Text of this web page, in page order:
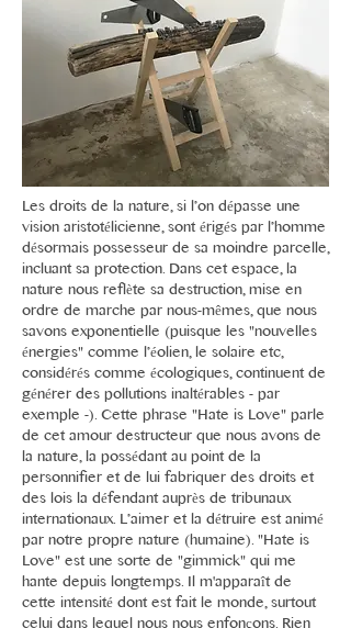
Les droits de la nature, si l’on dépasse une
vision aristotélicienne, sont érigés par l’homme
désormais possesseur de sa moindre parcelle,
incluant sa protection. Dans cet espace, la
nature nous reflète sa destruction, mise en
ordre de marche par nous-mêmes, que nous
savons exponentielle (puisque les "nouvelles
énergies" comme l’éolien, le solaire etc,
considérés comme écologiques, continuent de
générer des pollutions inaltérables - par
exemple -). Cette phrase "Hate is Love" parle
de cet amour destructeur que nous avons de
la nature, la possédant au point de la
personnifier et de lui fabriquer des droits et
des lois la défendant auprès de tribunaux
internationaux. L’aimer et la détruire est animé
par notre propre nature (humaine). "Hate is
Love" est une sorte de "gimmick" qui me
hante depuis longtemps. Il m'apparaît de
cette intensité dont est fait le monde, surtout